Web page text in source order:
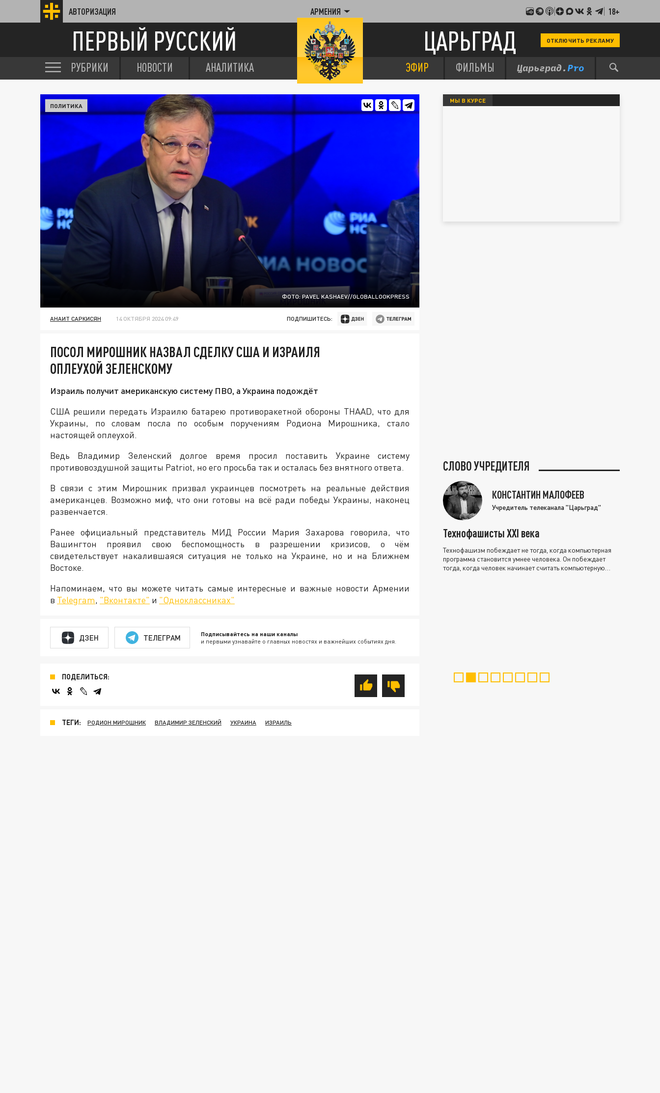
АВТОРИЗАЦИЯ АРМЕНИЯ 18+
ПЕРВЫЙ РУССКИЙ ЦАРЬГРАД ОТКЛЮЧИТЬ РЕКЛАМУ
РУБРИКИ НОВОСТИ АНАЛИТИКА ЭФИР ФИЛЬМЫ
ФОТО: PAVEL KASHAEV//GLOBALLOOKPRESS
ПОЛИТИКА
АНАИТ САРКИСЯН 14 ОКТЯБРЯ 2024 09:49 ПОДПИШИТЕСЬ:
ПОСОЛ МИРОШНИК НАЗВАЛ СДЕЛКУ США И ИЗРАИЛЯ
ОПЛЕУХОЙ ЗЕЛЕНСКОМУ
Израиль получит американскую систему ПВО, а Украина подождёт
США решили передать Израилю батарею противоракетной обороны THAAD, что для
Украины, по словам посла по особым поручениям Родиона Мирошника, стало
настоящей оплеухой.
Ведь Владимир Зеленский долгое время просил поставить Украине систему
противовоздушной защиты Patriot, но его просьба так и осталась без внятного ответа.
В связи с этим Мирошник призвал украинцев посмотреть на реальные действия
американцев. Возможно миф, что они готовы на всё ради победы Украины, наконец
развенчается.
Ранее официальный представитель МИД России Мария Захарова говорила, что
Вашингтон проявил свою беспомощность в разрешении кризисов, о чём
свидетельствует накалившаяся ситуация не только на Украине, но и на Ближнем
Востоке.
Напоминаем, что вы можете читать самые интересные и важные новости Армении
в Telegram, "Вконтакте" и "Одноклассниках"
ДЗЕН ТЕЛЕГРАМ Подписывайтесь на наши каналы
и первыми узнавайте о главных новостях и важнейших событиях дня.
ПОДЕЛИТЬСЯ:
ТЕГИ: РОДИОН МИРОШНИК ВЛАДИМИР ЗЕЛЕНСКИЙ УКРАИНА ИЗРАИЛЬ
МЫ В КУРСЕ
СЛОВО УЧРЕДИТЕЛЯ
КОНСТАНТИН МАЛОФЕЕВ
Учредитель телеканала "Царьград"
Технофашисты XXI века
Технофашизм побеждает не тогда, когда компьютерная
программа становится умнее человека. Он побеждает
тогда, когда человек начинает считать компьютерную